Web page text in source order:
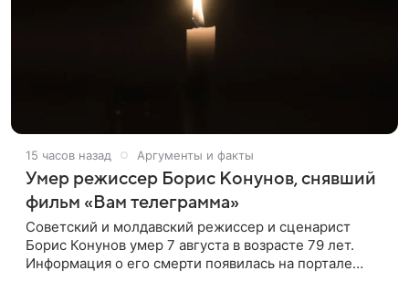
15 часов назад Аргументы и факты
Умер режиссер Борис Конунов, снявший
фильм «Вам телеграмма»
Советский и молдавский режиссер и сценарист
Борис Конунов умер 7 августа в возрасте 79 лет.
Информация о его смерти появилась на портале